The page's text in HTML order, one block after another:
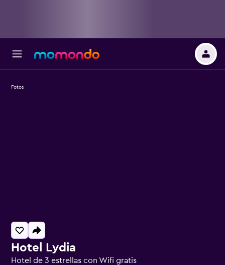
Hotel Lydia
Hotel de 3 estrellas con Wifi gratis
Fotos